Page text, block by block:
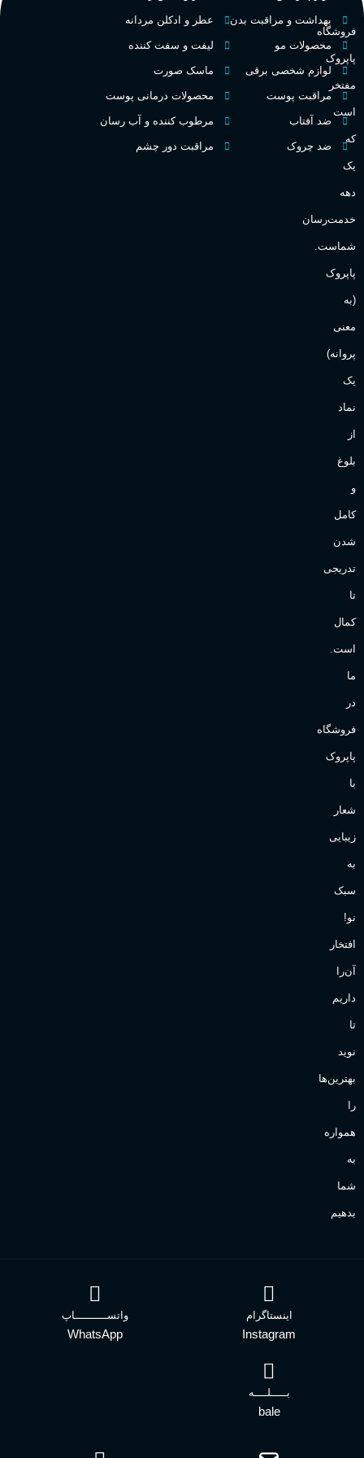
کشور مبدا برند
طبع
گروه بویایی
ماندگاری
آقایان
PA_بخش-بو
نت‌های چوبی
فروشگاه
پاپروک
مفتخر
است
که
یک
دهه
خدمت‌رسان
شماست.
پاپروک
(به
معنی
پروانه)
یک
نماد
از
بلوغ
و
کامل
شدن
تدریجی
تا
کمال
است.
ما
در
فروشگاه
پاپروک
با
شعار
زیبایی
به
سبک
نو!
افتخار
آن‌را
داریم
تا
نوید
بهترین‌ها
را
همواره
به
شما
بدهیم
بهداشت و مراقبت بدن
محصولات مو
لوازم شخصی برقی
مراقبت پوست
ضد آفتاب
ضد چروک
عطر و ادکلن مردانه
لیفت و سفت کننده
ماسک صورت
محصولات درمانی پوست
مرطوب کننده و آب رسان
مراقبت دور چشم
اینستاگرام
Instagram
واتســــــــــاپ
WhatsApp
بـــــلــــه
bale